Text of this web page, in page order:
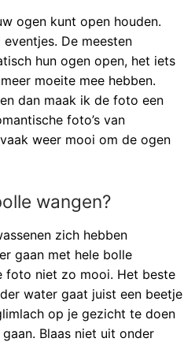
ogen kunt open houden.
De meesten
hun ogen open, het iets
moeite mee hebben.
dan maak ik de foto een
foto’s van
weer mooi om de ogen
wangen?
zich hebben
gaan met hele bolle
foto niet zo mooi. Het beste
water gaat juist een beetje
op je gezicht te doen
Blaas niet uit onder